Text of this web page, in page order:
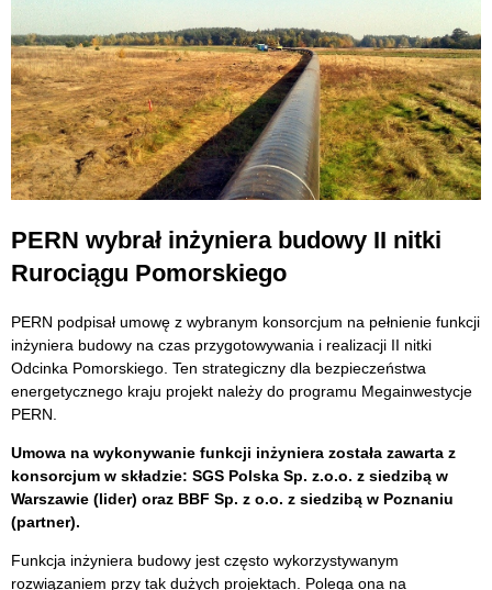
PERN wybrał inżyniera budowy II nitki
Rurociągu Pomorskiego
PERN podpisał umowę z wybranym konsorcjum na pełnienie funkcji
inżyniera budowy na czas przygotowywania i realizacji II nitki
Odcinka Pomorskiego. Ten strategiczny dla bezpieczeństwa
energetycznego kraju projekt należy do programu Megainwestycje
PERN.
Umowa na wykonywanie funkcji inżyniera została zawarta z
konsorcjum w składzie: SGS Polska Sp. z.o.o. z siedzibą w
Warszawie (lider) oraz BBF Sp. z o.o. z siedzibą w Poznaniu
(partner).
Funkcja inżyniera budowy jest często wykorzystywanym
rozwiązaniem przy tak dużych projektach. Polega ona na